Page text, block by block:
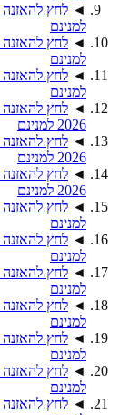
◄
למנינם
◄
למנינם
◄
למנינם
◄
2026 למנינם
◄
2026 למנינם
◄
2026 למנינם
◄
למנינם
◄
למנינם
◄
למנינם
◄
למנינם
◄
למנינם
◄
למנינם
◄